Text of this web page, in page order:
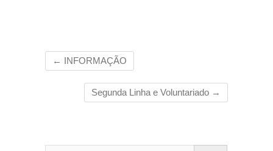
← INFORMAÇÃO
Segunda Linha e Voluntariado →